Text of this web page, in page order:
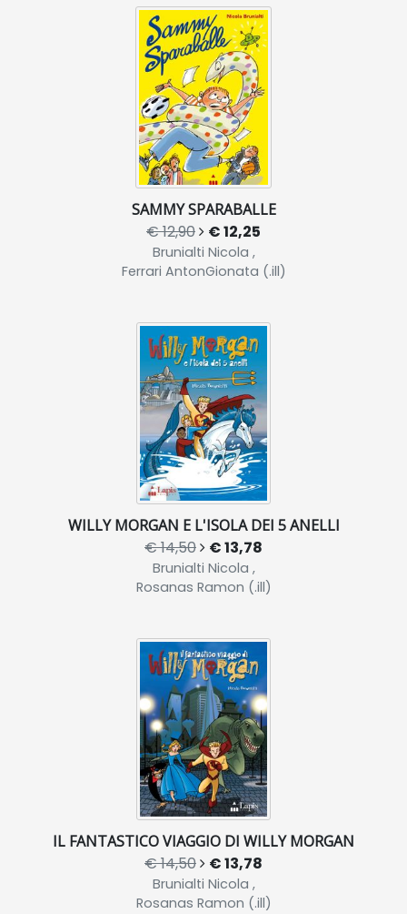
SAMMY SPARABALLE
€ 12,90 € 12,25
Brunialti Nicola ,
Ferrari AntonGionata (.ill)
WILLY MORGAN E L'ISOLA DEI 5 ANELLI
€ 14,50 € 13,78
Brunialti Nicola ,
Rosanas Ramon (.ill)
IL FANTASTICO VIAGGIO DI WILLY MORGAN
€ 14,50 € 13,78
Brunialti Nicola ,
Rosanas Ramon (.ill)